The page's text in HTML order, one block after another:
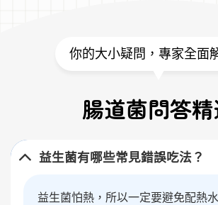
你的大小疑問，專家全面
腸道菌問答
益生菌有哪些常見錯誤吃法？
益生菌怕熱，所以一定要避免配熱